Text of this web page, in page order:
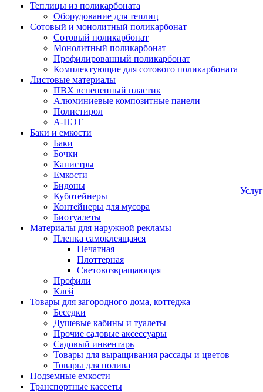
Теплицы из поликарбоната
Оборудование для теплиц
Сотовый и монолитный поликарбонат
Сотовый поликарбонат
Монолитный поликарбонат
Профилированный поликарбонат
Комплектующие для сотового поликарбоната
Листовые материалы
ПВХ вспененный пластик
Алюминиевые композитные панели
Полистирол
А-ПЭТ
Баки и емкости
Баки
Бочки
Канистры
Емкости
Бидоны
Куботейнеры
Контейнеры для мусора
Биотуалеты
Материалы для наружной рекламы
Пленка самоклеящаяся
Печатная
Плоттерная
Световозвращающая
Профили
Клей
Товары для загородного дома, коттеджа
Беседки
Душевые кабины и туалеты
Прочие садовые аксессуары
Садовый инвентарь
Товары для выращивания рассады и цветов
Товары для полива
Подземные емкости
Транспортные кассеты